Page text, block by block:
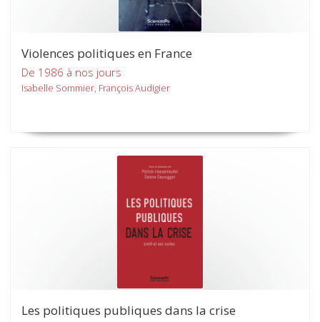
Violences politiques en France
De 1986 à nos jours
Isabelle Sommier, François Audigier
Les politiques publiques dans la crise